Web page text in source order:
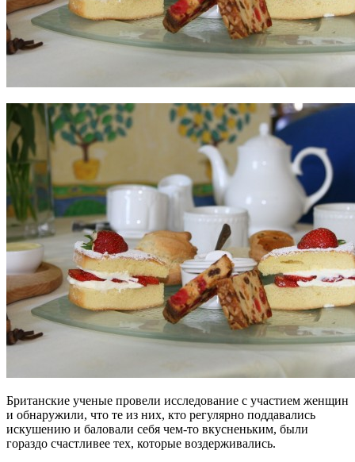
Британские ученые провели исследование с участием женщин
и обнаружили, что те из них, кто регулярно поддавались
искушению и баловали себя чем-то вкусненьким, были
гораздо счастливее тех, которые воздерживались.